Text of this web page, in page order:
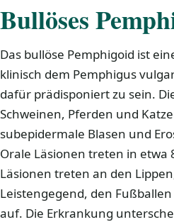
Bullöses
Das bullöse Pemphigoid ist
klinisch dem Pemphigus
dafür prädisponiert zu sein.
Schweinen, Pferden und
subepidermale Blasen und
Orale Läsionen treten in etwa
Läsionen treten an den
Leistengegend, den
auf. Die Erkrankung